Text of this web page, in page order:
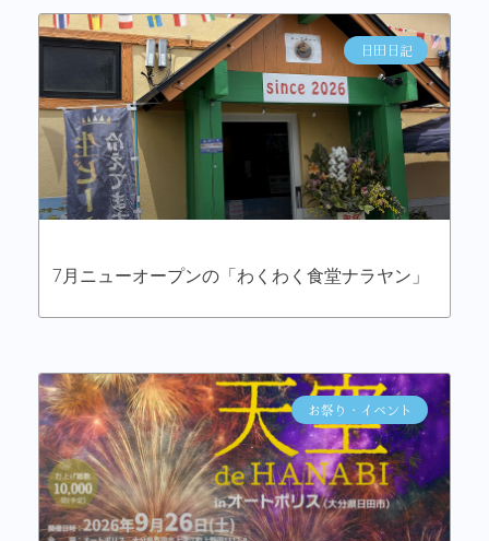
日田日記
7月ニューオープンの「わくわく食堂ナラヤン」
お祭り・イベント